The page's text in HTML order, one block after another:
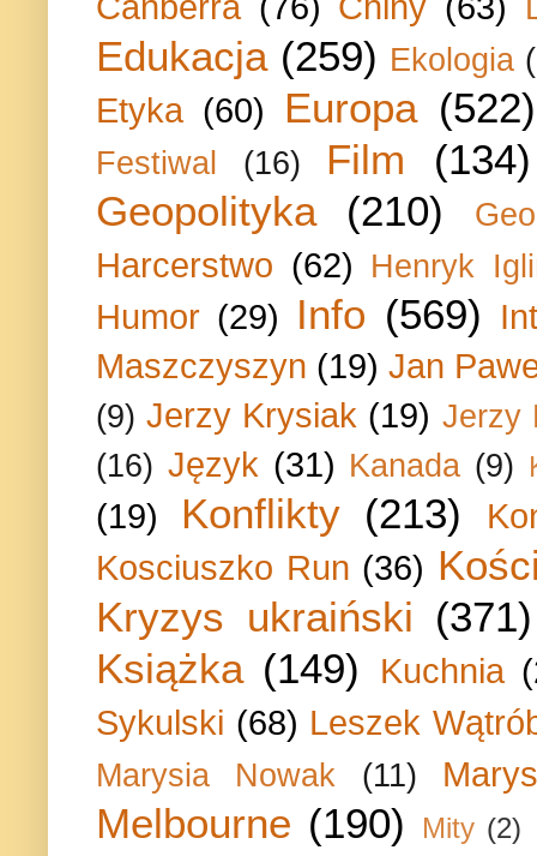
Edukacja (259) Ekologia
Etyka (60) Europa (522)
Festiwal (16) Film
(134)
Geopolityka
(210)
Harcerstwo (62) Henryk
Humor (29) Info (569)
Maszczyszyn (19) Jan
(9) Jerzy Krysiak (19) Jerzy
(16) Język (31) Kanada (9)
(19) Konflikty (213)
Kosciuszko Run (36)
Kryzys ukraiński (371)
Książka (149) Kuchnia
Sykulski (68) Leszek
Marysia Nowak (11)
Melbourne (190) Mity (2)